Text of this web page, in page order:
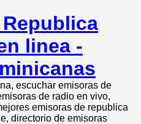
linea -
escuchar emisoras de
de radio en vivo,
emisoras de republica
directorio de emisoras